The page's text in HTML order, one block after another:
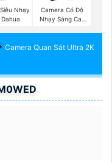
Nhạy
Camera Có Độ
Nhạy Sáng Cao
Camera Quan Sát Ultra 2K